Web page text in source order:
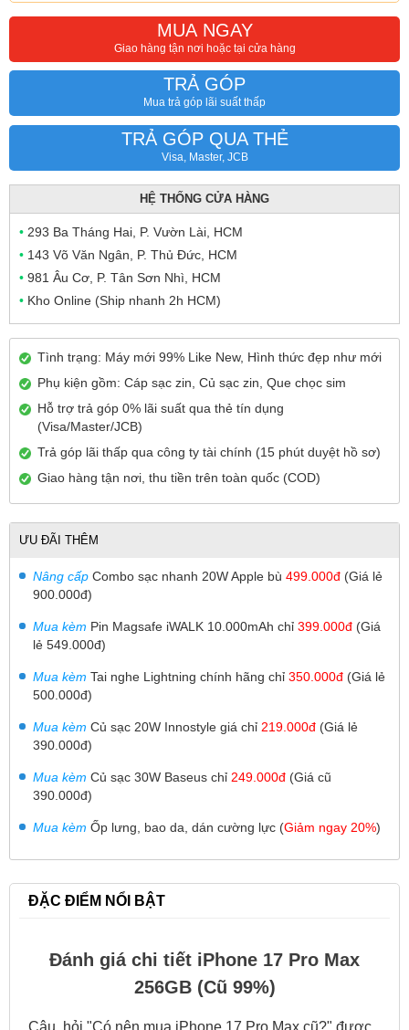
MUA NGAY
Giao hàng tận nơi hoặc tại cửa hàng
TRẢ GÓP
Mua trả góp lãi suất thấp
TRẢ GÓP QUA THẺ
Visa, Master, JCB
HỆ THỐNG CỬA HÀNG
• 293 Ba Tháng Hai, P. Vườn Lài, HCM
• 143 Võ Văn Ngân, P. Thủ Đức, HCM
• 981 Âu Cơ, P. Tân Sơn Nhì, HCM
• Kho Online (Ship nhanh 2h HCM)
Tình trạng: Máy mới 99% Like New, Hình thức đẹp như mới
Phụ kiện gồm: Cáp sạc zin, Củ sạc zin, Que chọc sim
Hỗ trợ trả góp 0% lãi suất qua thẻ tín dụng
(Visa/Master/JCB)
Trả góp lãi thấp qua công ty tài chính (15 phút duyệt hồ sơ)
Giao hàng tận nơi, thu tiền trên toàn quốc (COD)
ƯU ĐÃI THÊM
Nâng cấp Combo sạc nhanh 20W Apple bù 499.000đ (Giá lẻ
900.000đ)
Mua kèm Pin Magsafe iWALK 10.000mAh chỉ 399.000đ (Giá
lẻ 549.000đ)
Mua kèm Tai nghe Lightning chính hãng chỉ 350.000đ (Giá lẻ
500.000đ)
Mua kèm Củ sạc 20W Innostyle giá chỉ 219.000đ (Giá lẻ
390.000đ)
Mua kèm Củ sạc 30W Baseus chỉ 249.000đ (Giá cũ
390.000đ)
Mua kèm Ốp lưng, bao da, dán cường lực (Giảm ngay 20%)
ĐẶC ĐIỂM NỔI BẬT
Đánh giá chi tiết iPhone 17 Pro Max
256GB (Cũ 99%)